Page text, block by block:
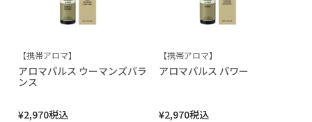
【携帯アロマ】
アロマパルス ウーマンズバラ
ンス
¥2,970税込
【携帯アロマ】
アロマパルス パワー
¥2,970税込